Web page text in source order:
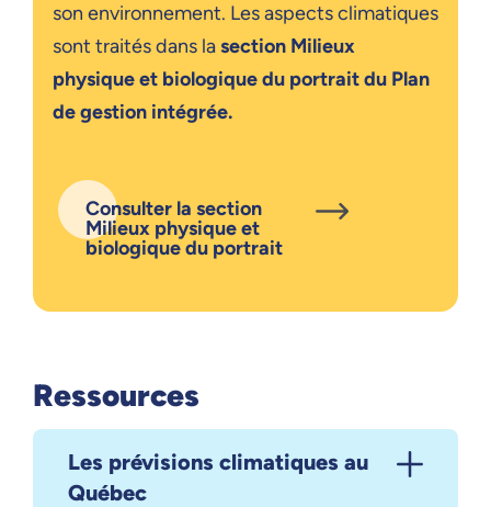
son environnement. Les aspects climatiques
sont traités dans lasection Milieux
physique et biologique du portrait du Plan
de gestion intégrée.
Consulter la section
Milieux physique et
biologique du portrait
Ressources
Les prévisions climatiques au
Québec